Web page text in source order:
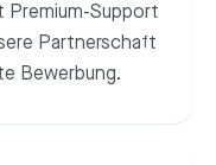
Premium-Support
Partnerschaft
Bewerbung.